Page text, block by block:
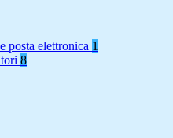
posta elettronica 1
8